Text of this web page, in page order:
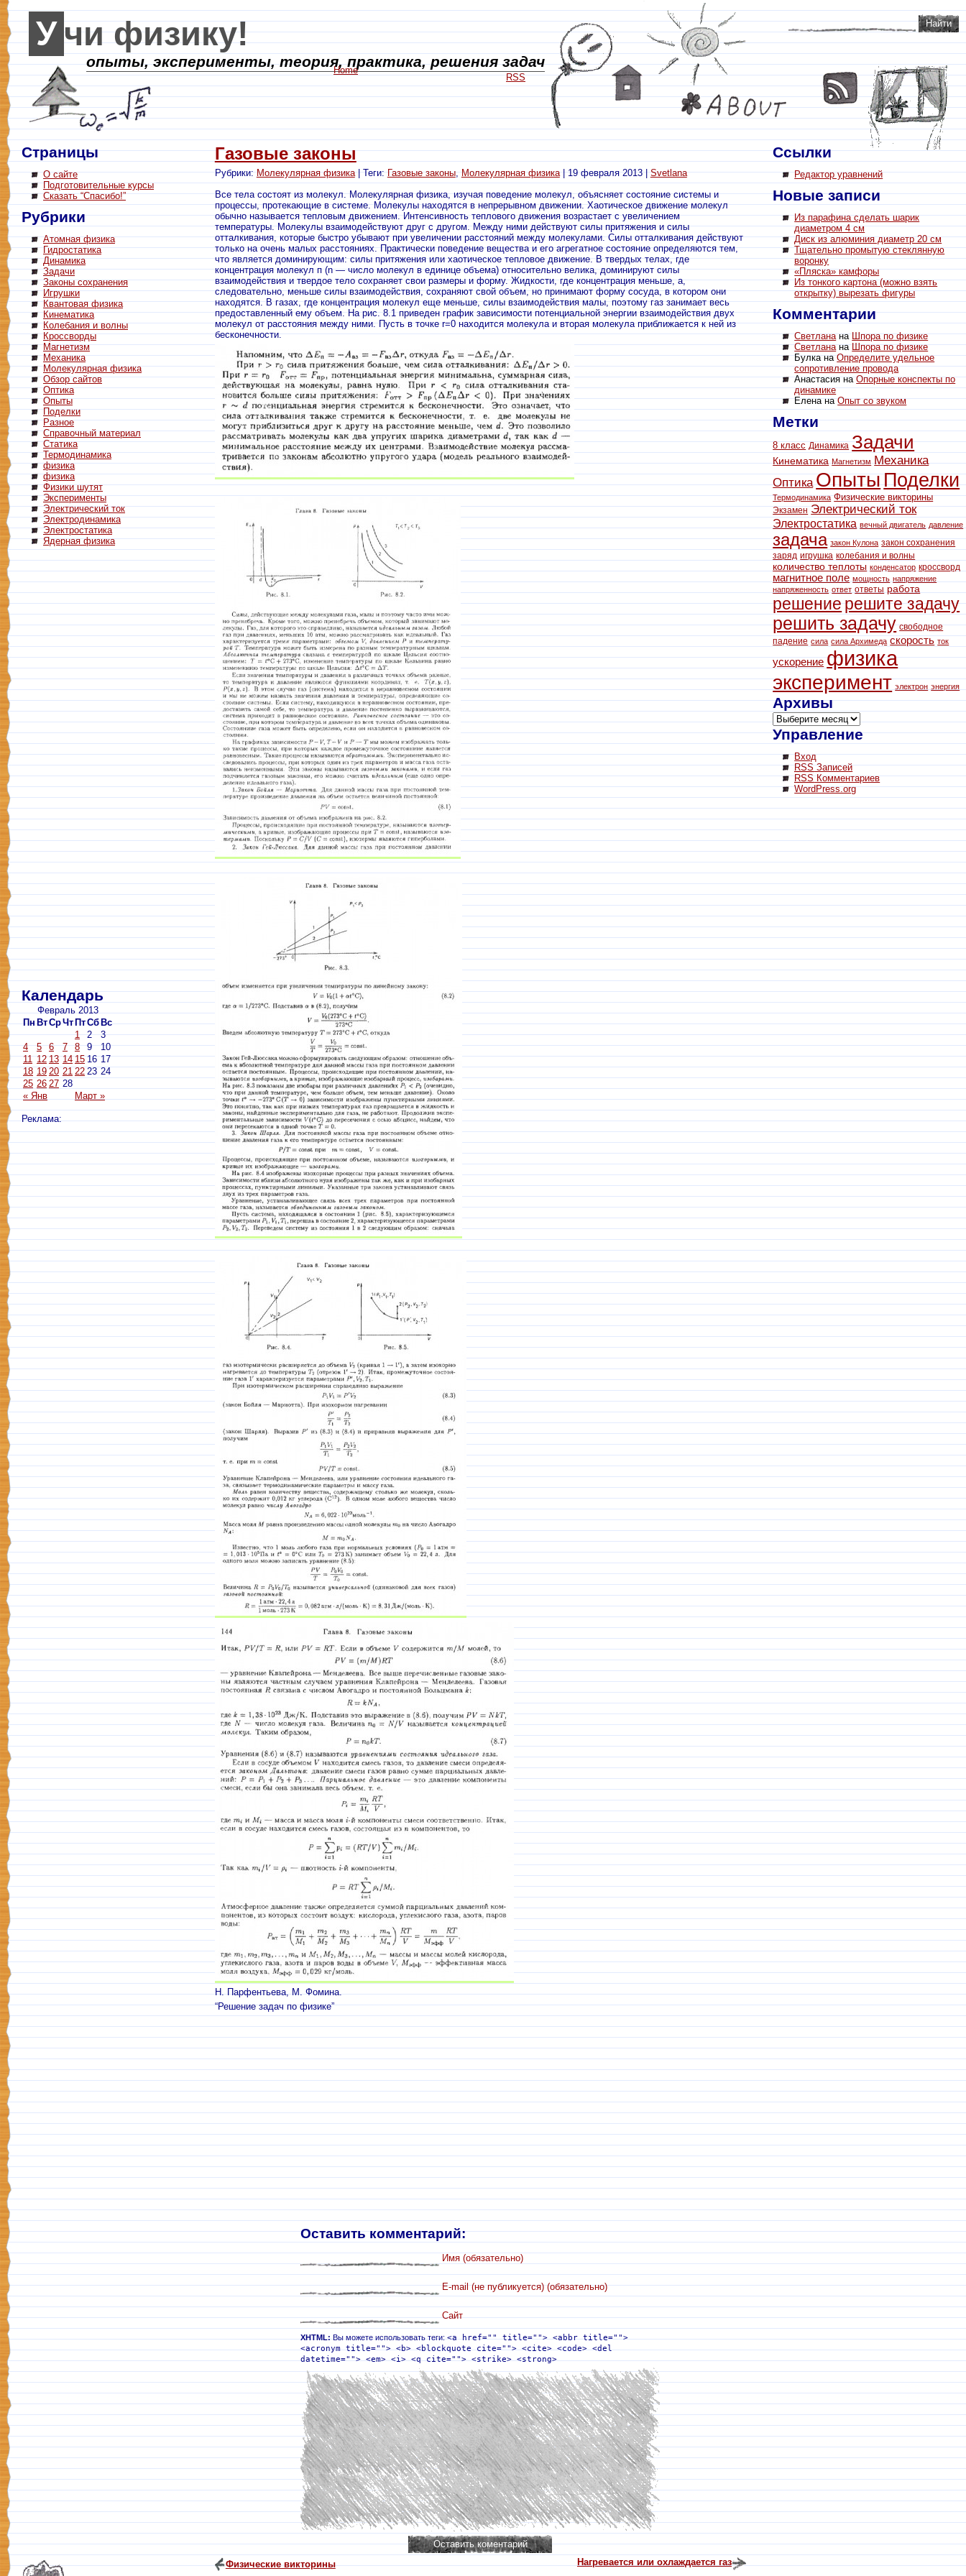
Страницы
О сайте
Подготовительные курсы
Сказать “Спасибо!”
Рубрики
Атомная физика
Гидростатика
Динамика
Задачи
Законы сохранения
Игрушки
Квантовая физика
Кинематика
Колебания и волны
Кроссворды
Магнетизм
Механика
Молекулярная физика
Обзор сайтов
Оптика
Опыты
Поделки
Разное
Справочный материал
Статика
Термодинамика
физика
физика
Физики шутят
Эксперименты
Электрический ток
Электродинамика
Электростатика
Ядерная физика
Календарь
Февраль 2013
ПнВтСрЧтПтСбВс
« Янв Март »
1 2
3
4
5 6 7 8 9
10
11 12 13 14 15 16 17
18 19 20 21 22 23 24
25 26 27 28
Реклама:
Газовые законы
Рубрики:Молекулярная физика| Теги:Газовые законы,Молекулярная физика| 19 февраля 2013 |Svetlana
Все тела состоят из молекул. Молекулярная физика, изучая поведение молекул, объясняет состояние системы и
процессы, протекающие в системе. Молекулы находятся в непрерывном движении. Хаотическое движение молекул
обычно называется тепловым движением. Интенсивность теплового движения возрастает с увеличением
температуры. Молекулы взаимодействуют друг с другом. Между ними действуют силы притяжения и силы
отталкивания, которые быстро убывают при увеличении расстояний между молекулами. Силы отталкивания действуют
только на очень малых расстояниях. Практически поведение вещества и его агрегатное состояние определяются тем,
что является доминирующим: силы притяжения или хаотическое тепловое движение. В твердых телах, где
концентрация молекул п (n — число молекул в единице объема) относительно велика, доминируют силы
взаимодействия и твердое тело сохраняет свои размеры и форму. Жидкости, где концентрация меньше, а,
следовательно, меньше силы взаимодействия, сохраняют свой объем, но принимают форму сосуда, в котором они
находятся. В газах, где концентрация молекул еще меньше, силы взаимодействия малы, поэтому газ занимает весь
предоставленный ему объем. На рис. 8.1 приведен график зависимости потенциальной энергии взаимодействия двух
молекул от расстояния между ними. Пусть в точке r=0 находится молекула и вторая молекула приближается к ней из
бесконечности.
Н. Парфентьева, М. Фомина.
“Решение задач по физике”
Оставить комментарий:
Имя (обязательно)
E-mail (не публикуется) (обязательно)
Сайт
XHTML:Вы можете использовать теги:<a href="" title=""> <abbr title="">
<acronym title=""> <b> <blockquote cite=""> <cite> <code> <del
datetime=""> <em> <i> <q cite=""> <strike> <strong>
Физические викторины Нагревается или охлаждается газ
Ссылки
Редактор уравнений
Новые записи
Из парафина сделать шарик
диаметром 4 см
Диск из алюминия диаметр 20 см
Тщательно промытую стеклянную
воронку
«Пляска» камфоры
Из тонкого картона (можно взять
открытку) вырезать фигуры
Комментарии
СветлананаШпора по физике
СветлананаШпора по физике
Булка наОпределите удельное
сопротивление провода
Анастасия наОпорные конспекты по
динамике
Елена наОпыт со звуком
Метки
8 класс Динамика Задачи
Кинематика Магнетизм Механика
Оптика ОпытыПоделки
Термодинамика Физические викторины
Экзамен Электрический ток
Электростатика вечный двигатель давление
задача закон Кулона закон сохранения
заряд игрушка колебания и волны
количество теплоты конденсатор кроссворд
магнитное поле мощность напряжение
напряженность ответ ответы работа
решениерешите задачу
решить задачу свободное
падение сила сила Архимеда скорость ток
ускорение физика
эксперимент электрон энергия
Архивы
Управление
Вход
RSSЗаписей
RSSКомментариев
WordPress.org
Учи физику!
опыты, эксперименты, теория, практика, решения задач
Home
RSS